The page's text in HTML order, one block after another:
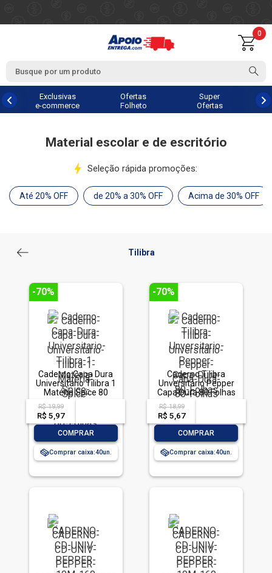
0
Exclusivas
e-commerce
Ofertas
Folheto
Super
Ofertas
Material escolar e de escritório
Seleção rápida promoções:
Até 20% OFF de 20% a 30% OFF Acima de 30% OFF
Tilibra
-70%
Caderno Capa Dura
Universitário Tilibra 1
Matéria Spice 80
Folhas
R$ 19,99
R$ 5,97
COMPRAR
Comprar caixa:40
-70%
Caderno Tilibra
Unversitário Pepper
Capa Dura 80 Folhas
R$ 18,99
R$ 5,67
COMPRAR
Comprar caixa:40